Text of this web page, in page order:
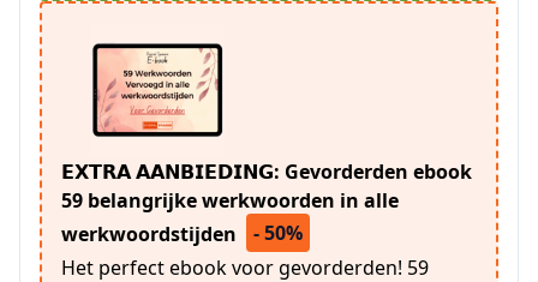
𝗘𝗫𝗧𝗥𝗔 𝗔𝗔𝗡𝗕𝗜𝗘𝗗𝗜𝗡𝗚: Gevorderden ebook
59 belangrijke werkwoorden in alle
werkwoordstijden
- 50%
Het perfect ebook voor gevorderden! 59